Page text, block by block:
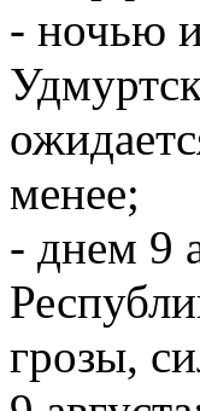
- ночью
менее;
- днем 9
грозы,